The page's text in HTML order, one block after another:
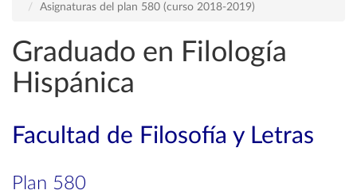
Asignaturas del plan 580 (curso 2018-2019)
Graduado en Filología
Hispánica
Facultad de Filosofía y Letras
Plan 580